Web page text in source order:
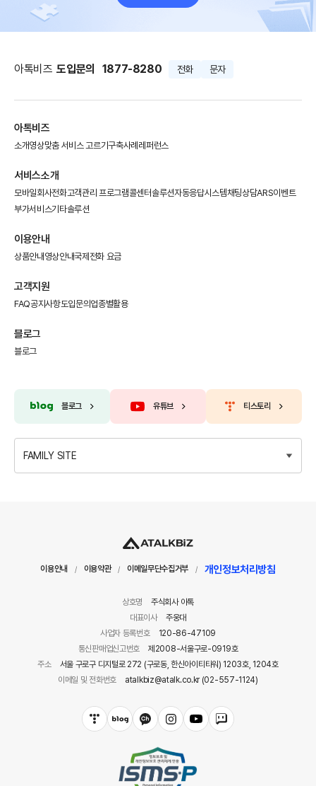
아톡비즈 도입문의 1877-8280 전화 문자
아톡비즈
소개영상맞춤 서비스 고르기구축사례레퍼런스
서비스소개
모바일회사전화고객관리 프로그램콜센터솔루션자동응답시스템채팅상담ARS이벤트
부가서비스기타솔루션
이용안내
상품안내영상안내국제전화 요금
고객지원
FAQ공지사항도입문의업종별활용
블로그
블로그
블로그 유튜브 티스토리
FAMILY SITE
이용안내 / 이용약관 / 이메일무단수집거부 / 개인정보처리방침
상호명
주식회사 아톡
대표이사
주웅대
사업자 등록번호
120-86-47109
통신판매업신고번호
제2008-서울구로-0919호
주소
서울 구로구 디지털로 272 (구로동, 한신아이티타워) 1203호, 1204호
이메일 및 전화번호
atalkbiz@atalk.co.kr (02-557-1124)